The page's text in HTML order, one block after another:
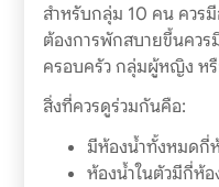
สำหรับกลุ่ม 10 คน ควร
ต้องการพักสบายขึ้นควร
ครอบครัว กลุ่มผู้หญิง หรื
สิ่งที่ควรดูร่วมกันคือ:
มีห้องน้ำทั้งหมดกี่
ห้องน้ำในตัวมีกี่ห้อ